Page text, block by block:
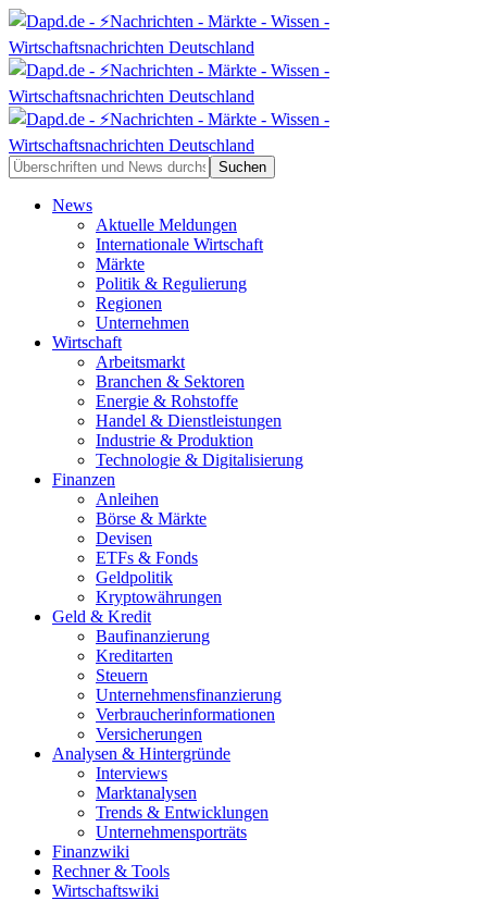
News
Aktuelle Meldungen
Internationale Wirtschaft
Märkte
Politik & Regulierung
Regionen
Unternehmen
Wirtschaft
Arbeitsmarkt
Branchen & Sektoren
Energie & Rohstoffe
Handel & Dienstleistungen
Industrie & Produktion
Technologie & Digitalisierung
Finanzen
Anleihen
Börse & Märkte
Devisen
ETFs & Fonds
Geldpolitik
Kryptowährungen
Geld & Kredit
Baufinanzierung
Kreditarten
Steuern
Unternehmensfinanzierung
Verbraucherinformationen
Versicherungen
Analysen & Hintergründe
Interviews
Marktanalysen
Trends & Entwicklungen
Unternehmensporträts
Finanzwiki
Rechner & Tools
Wirtschaftswiki